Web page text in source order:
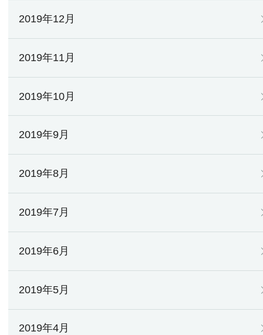
2019年12月
2019年11月
2019年10月
2019年9月
2019年8月
2019年7月
2019年6月
2019年5月
2019年4月